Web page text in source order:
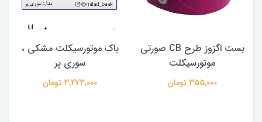
بست اگزوز طرح CB صورتی
موتورسیکلت
355,000 تومان
باک موتورسیکلت مشکی ،
سوری پر
3,273,000 تومان